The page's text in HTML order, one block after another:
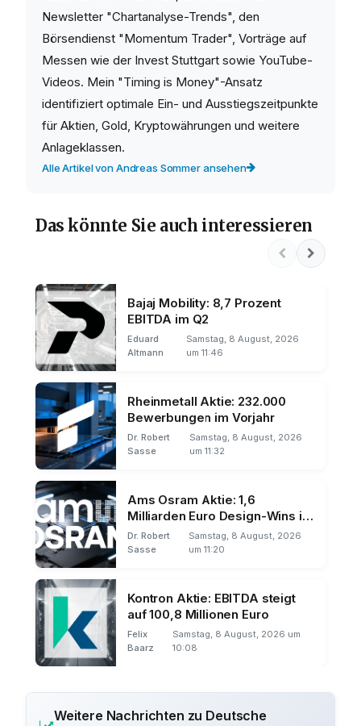
Newsletter "Chartanalyse-Trends", den
Börsendienst "Momentum Trader", Vorträge auf
Messen wie der Invest Stuttgart sowie YouTube-
Videos. Mein "Timing is Money"-Ansatz
identifiziert optimale Ein- und Ausstiegszeitpunkte
für Aktien, Gold, Kryptowährungen und weitere
Anlageklassen.
Alle Artikel von Andreas Sommer ansehen
Das könnte Sie auch interessieren
Bajaj Mobility: 8,7 Prozent
EBITDA im Q2
Eduard
Altmann
Samstag, 8 August, 2026
um 11:46
Rheinmetall Aktie: 232.000
Bewerbungen im Vorjahr
Dr. Robert
Sasse
Samstag, 8 August, 2026
um 11:32
Ams Osram Aktie: 1,6
Milliarden Euro Design-Wins im
Q2
Dr. Robert
Sasse
Samstag, 8 August, 2026
um 11:20
Kontron Aktie: EBITDA steigt
auf 100,8 Millionen Euro
Felix
Baarz
Samstag, 8 August, 2026 um
10:08
Weitere Nachrichten zu Deutsche